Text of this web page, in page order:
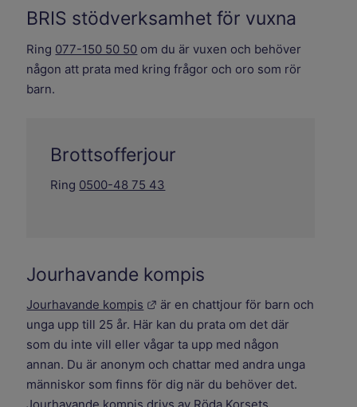
BRIS stödverksamhet för vuxna
Ring 077-150 50 50 om du är vuxen och behöver
någon att prata med kring frågor och oro som rör
barn.
Brottsofferjour
Ring 0500-48 75 43
Jourhavande kompis
Jourhavande kompis Länk till annan webbplats.
är en chattjour för barn och
unga upp till 25 år. Här kan du prata om det där
som du inte vill eller vågar ta upp med någon
annan. Du är anonym och chattar med andra unga
människor som finns för dig när du behöver det.